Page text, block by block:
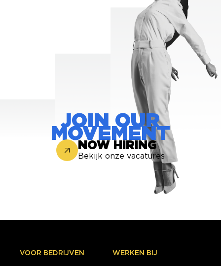
JOIN OUR
MOVEMENT
NOW HIRING
Bekijk onze vacatures
VOOR BEDRIJVEN WERKEN BIJ